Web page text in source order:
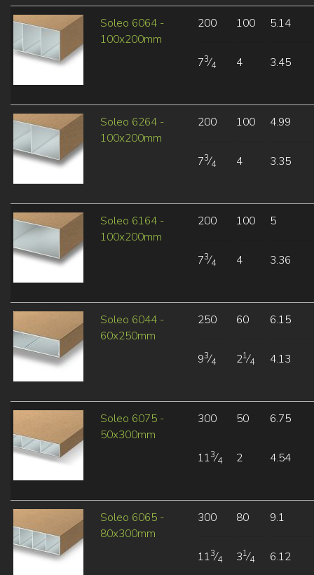
Soleo 6064 -
100x200mm
200
73⁄4
100
4
5.14
3.45
Soleo 6264 -
100x200mm
200
73⁄4
100
4
4.99
3.35
Soleo 6164 -
100x200mm
200
73⁄4
100
4
5
3.36
Soleo 6044 -
60x250mm
250
93⁄4
60
21⁄4
6.15
4.13
Soleo 6075 -
50x300mm
300
113⁄4
50
2
6.75
4.54
Soleo 6065 -
80x300mm
300
113⁄4
80
31⁄4
9.1
6.12